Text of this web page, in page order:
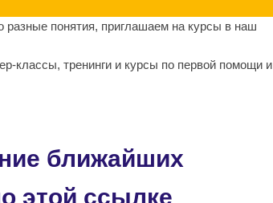
разные понятия, приглашаем на курсы в наш
классы, тренинги и курсы по первой помощи и
ближайших
этой ссылке